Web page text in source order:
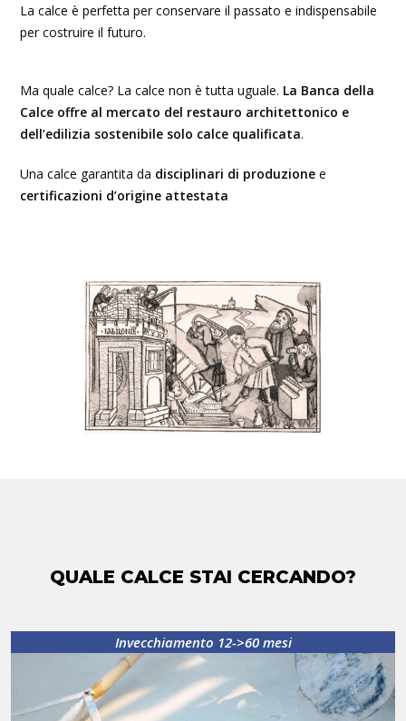
La calce è perfetta per conservare il passato e indispensabile
per costruire il futuro.
Ma quale calce? La calce non è tutta uguale. La Banca della
Calce offre al mercato del restauro architettonico e
dell’edilizia sostenibile solo calce qualificata.
Una calce garantita da disciplinari di produzione e
certificazioni d’origine attestata
QUALE CALCE STAI CERCANDO?
Invecchiamento 12->60 mesi